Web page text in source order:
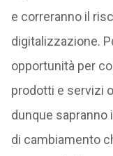
e correranno il
digitalizzazione.
opportunità per
prodotti e servizi
dunque sapranno
di cambiamento